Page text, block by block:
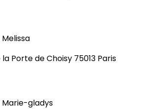
Porte de Choisy 75013 Paris
gladys